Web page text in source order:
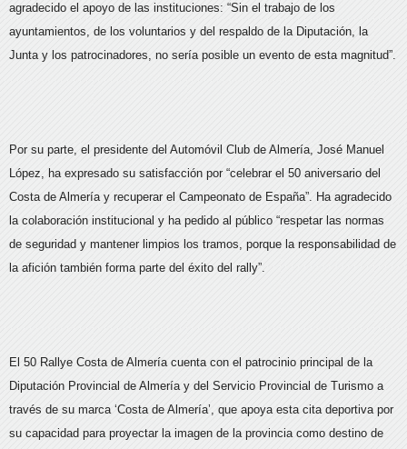
agradecido el apoyo de las instituciones: “Sin el trabajo de los
ayuntamientos, de los voluntarios y del respaldo de la Diputación, la
Junta y los patrocinadores, no sería posible un evento de esta magnitud”.
Por su parte, el presidente del Automóvil Club de Almería, José Manuel
López, ha expresado su satisfacción por “celebrar el 50 aniversario del
Costa de Almería y recuperar el Campeonato de España”. Ha agradecido
la colaboración institucional y ha pedido al público “respetar las normas
de seguridad y mantener limpios los tramos, porque la responsabilidad de
la afición también forma parte del éxito del rally”.
El 50 Rallye Costa de Almería cuenta con el patrocinio principal de la
Diputación Provincial de Almería y del Servicio Provincial de Turismo a
través de su marca ‘Costa de Almería’, que apoya esta cita deportiva por
su capacidad para proyectar la imagen de la provincia como destino de